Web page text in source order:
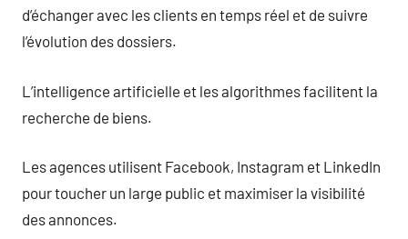
d’échanger avec les clients en temps réel et de suivre
l’évolution des dossiers.
L’intelligence artificielle et les algorithmes facilitent la
recherche de biens.
Les agences utilisent Facebook, Instagram et LinkedIn
pour toucher un large public et maximiser la visibilité
des annonces.